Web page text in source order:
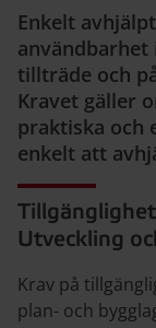
Enkelt
tillträde och
Kravet gäller
praktiska och
enkelt att
Utveckling
Krav på
plan- och